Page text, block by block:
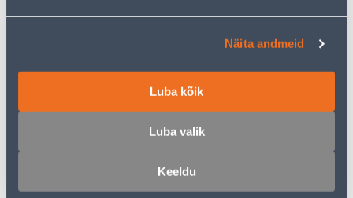
Näita andmeid
Luba kõik
Luba valik
Keeldu
LABIDAS BIG TERAV
METALLIST
13